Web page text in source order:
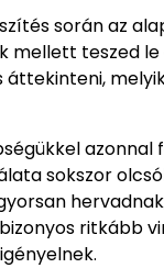
során az
mellett teszed
sokszor
ritkább